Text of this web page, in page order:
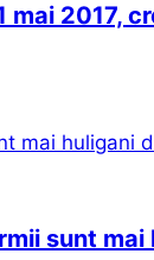
mai 2017,
sunt